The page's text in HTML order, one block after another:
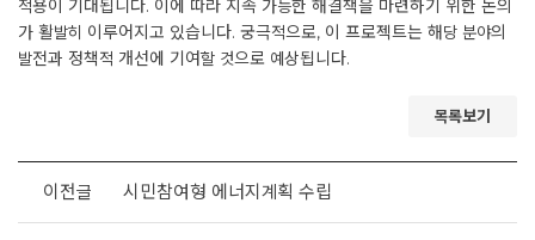
적용이 기대됩니다. 이에 따라 지속 가능한 해결책을 마련하기 위한 논의
가 활발히 이루어지고 있습니다. 궁극적으로, 이 프로젝트는 해당 분야의
발전과 정책적 개선에 기여할 것으로 예상됩니다.
목록보기
이전글 시민참여형 에너지계획 수립